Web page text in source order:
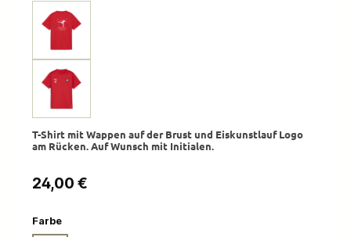
T-Shirt mit Wappen auf der Brust und Eiskunstlauf Logo
am Rücken. Auf Wunsch mit Initialen.
Regulärer Preis:
24,00 €
Farbeauswählen